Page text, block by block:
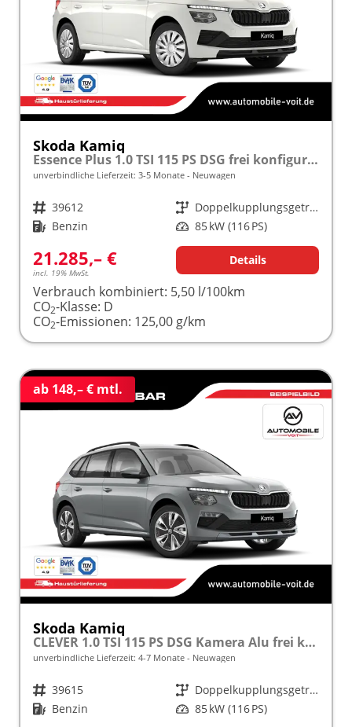
Skoda Kamiq
Essence Plus 1.0 TSI 115 PS DSG frei konfigurierbar!
unverbindliche Lieferzeit: 3-5 Monate Neuwagen
Fahrzeugnr. 39612 Getriebe
Doppelkupplungsgetriebe (DSG)
Kraftstoff Benzin Leistung 85 kW (116 PS)
21.285,– €
incl. 19% MwSt.
Details
Verbrauch kombiniert: 5,50 l/100km
CO2-Klasse: D
CO2-Emissionen: 125,00 g/km
ab 148,– € mtl.
Skoda Kamiq
CLEVER 1.0 TSI 115 PS DSG Kamera Alu frei konfigurierbar!
unverbindliche Lieferzeit: 4-7 Monate Neuwagen
Fahrzeugnr. 39615 Getriebe
Doppelkupplungsgetriebe (DSG)
Kraftstoff Benzin Leistung 85 kW (116 PS)